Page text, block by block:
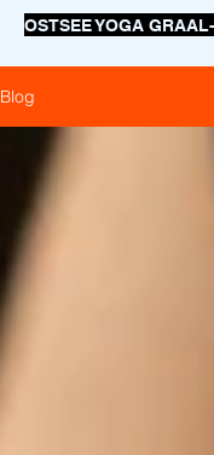
OSTSEE YOGA
Blog